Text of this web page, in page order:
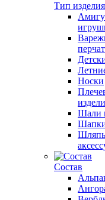
Тип изделия
Носки
Шали
Состав